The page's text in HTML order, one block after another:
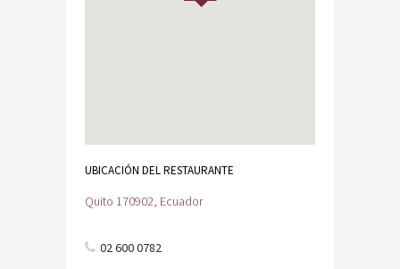
UBICACIÓN DEL RESTAURANTE
Quito 170902, Ecuador
02 600 0782